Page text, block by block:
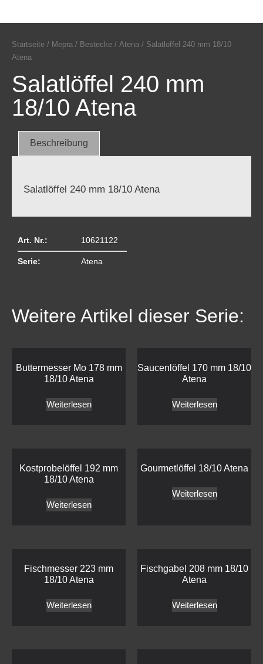
Startseite / Mepra / Bestecke / Atena / Salatlöffel 240 mm 18/10
Atena
Salatlöffel 240 mm
18/10 Atena
Beschreibung
Salatlöffel 240 mm 18/10 Atena
Art. Nr.: 10621122
Serie: Atena
Weitere Artikel dieser Serie:
Buttermesser Mo 178 mm
18/10 Atena
Weiterlesen
Saucenlöffel 170 mm 18/10
Atena
Weiterlesen
Kostprobelöffel 192 mm
18/10 Atena
Weiterlesen
Gourmetlöffel 18/10 Atena
Weiterlesen
Fischmesser 223 mm
18/10 Atena
Weiterlesen
Fischgabel 208 mm 18/10
Atena
Weiterlesen